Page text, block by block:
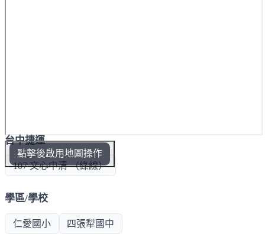
點擊後啟用地圖操作
台中捷運
107 文心中清 （綠線）
學區/學校
仁愛國小 四張犁國中